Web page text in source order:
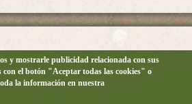
y mostrarle publicidad relacionada con sus
con el botón "Aceptar todas las cookies" o
la información en nuestra